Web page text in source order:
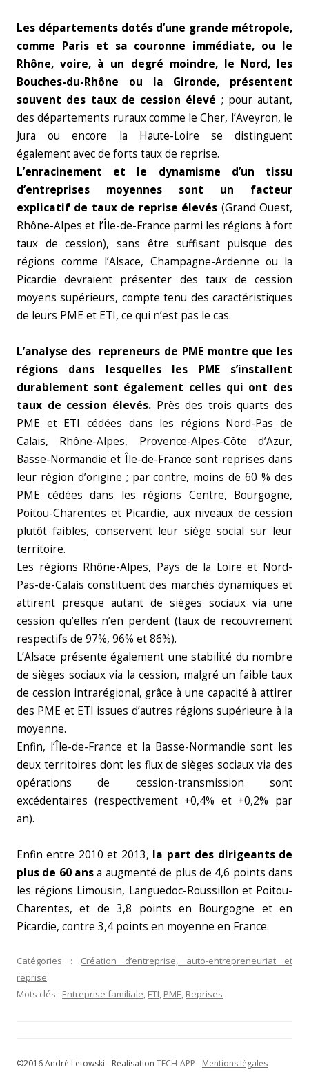
Les départements dotés d’une grande métropole,
comme Paris et sa couronne immédiate, ou le
Rhône, voire, à un degré moindre, le Nord, les
Bouches-du-Rhône ou la Gironde, présentent
souvent des taux de cession élevé ; pour autant,
des départements ruraux comme le Cher, l’Aveyron, le
Jura ou encore la Haute-Loire se distinguent
également avec de forts taux de reprise.
L’enracinement et le dynamisme d’un tissu
d’entreprises moyennes sont un facteur
explicatif de taux de reprise élevés (Grand Ouest,
Rhône-Alpes et l’Île-de-France parmi les régions à fort
taux de cession), sans être suffisant puisque des
régions comme l’Alsace, Champagne-Ardenne ou la
Picardie devraient présenter des taux de cession
moyens supérieurs, compte tenu des caractéristiques
de leurs PME et ETI, ce qui n’est pas le cas.
L’analyse des repreneurs de PME montre que les
régions dans lesquelles les PME s’installent
durablement sont également celles qui ont des
taux de cession élevés.Près des trois quarts des
PME et ETI cédées dans les régions Nord-Pas de
Calais, Rhône-Alpes, Provence-Alpes-Côte d’Azur,
Basse-Normandie et Île-de-France sont reprises dans
leur région d’origine ; par contre, moins de 60 % des
PME cédées dans les régions Centre, Bourgogne,
Poitou-Charentes et Picardie, aux niveaux de cession
plutôt faibles, conservent leur siège social sur leur
territoire.
Les régions Rhône-Alpes, Pays de la Loire et Nord-
Pas-de-Calais constituent des marchés dynamiques et
attirent presque autant de sièges sociaux via une
cession qu’elles n’en perdent (taux de recouvrement
respectifs de 97%, 96% et 86%).
L’Alsace présente également une stabilité du nombre
de sièges sociaux via la cession, malgré un faible taux
de cession intrarégional, grâce à une capacité à attirer
des PME et ETI issues d’autres régions supérieure à la
moyenne.
Enfin, l’Île-de-France et la Basse-Normandie sont les
deux territoires dont les flux de sièges sociaux via des
opérations de cession-transmission sont
excédentaires (respectivement +0,4% et +0,2% par
an).
Enfin entre 2010 et 2013, la part des dirigeants de
plus de 60 ansa augmenté de plus de 4,6 points dans
les régions Limousin, Languedoc-Roussillon et Poitou-
Charentes, et de 3,8 points en Bourgogne et en
Picardie, contre 3,4 points en moyenne en France.
Catégories : Création d’entreprise, auto-entrepreneuriat et
reprise
Mots clés : Entreprise familiale, ETI, PME, Reprises
©2016 André Letowski - Réalisation TECH-APP - Mentions légales